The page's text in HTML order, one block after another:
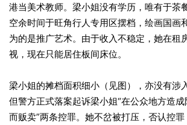
港当美术教师。梁小姐没有学历，唯有于茶
空余时间于旺角行人专用区摆档，绘画国画
为的是推广艺术。由于收入不稳定，她在租
视，现在只能居住板间床位。
梁小姐的摊档面积细小（见图），亦没有涉
但警方正式落案起诉梁小姐“在公众地方造成
而贩卖”两条控罪。她不岔被打压，否认控